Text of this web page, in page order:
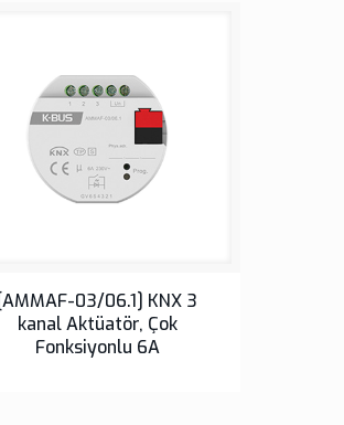
Sensörler
03/06.1] KNX 3
kanal Aktüatör, Çok
Fonksiyonlu 6A